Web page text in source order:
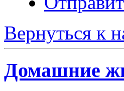
Вернуться к
Домашние